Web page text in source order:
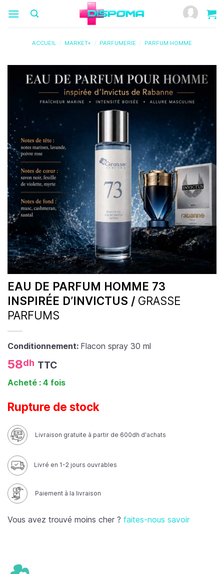
ACCUEIL / MARKET+ / PARFUMERIE / PARFUM HOMME
EAU DE PARFUM HOMME 73
INSPIRÉE D’INVICTUS / GRASSE
PARFUMS
Conditionnement: Flacon spray 30 ml
58dh TTC
Acheté : 4 fois
Rupture de stock
Livraison gratuite à partir de 600dh d'achats
Livré en 1-2 jours ouvrables
Paiement à la livraison
Vous avez trouvé moins cher ? faites-nous savoir